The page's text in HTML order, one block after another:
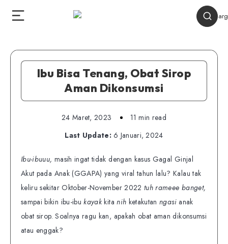
Ibu Bisa Tenang, Obat Sirop
Aman Dikonsumsi
24 Maret, 2023
11 min read
Last Update:6 Januari, 2024
Ibu-ibuuu, masih ingat tidak dengan kasus Gagal Ginjal
Akut pada Anak (GGAPA) yang viral tahun lalu? Kalau tak
keliru sekitar Oktober-November 2022 tuh rameee banget,
sampai bikin ibu-ibukayakkitanih ketakutanngasianak
obat sirop. Soalnya ragu kan, apakah obat aman dikonsumsi
atau enggak?